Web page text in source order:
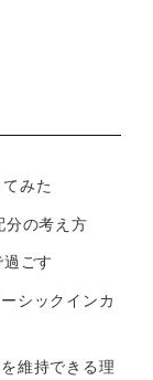
みた
分の考え方
ごす
シックインカ
維持できる理